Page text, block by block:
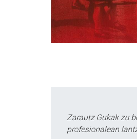
Zarautz Gukak zu
profesionalean